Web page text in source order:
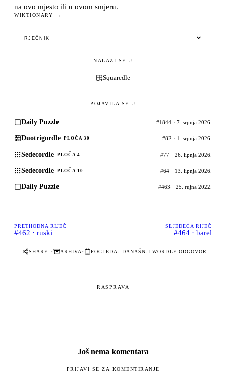
na ovo mjesto ili u ovom smjeru.
WIKTIONARY →
RJEČNIK
NALAZI SE U
Squaredle
POJAVILA SE U
Daily Puzzle #1844 · 7. srpnja 2026.
Duotrigordle PLOČA 30 #82 · 1. srpnja 2026.
Sedecordle PLOČA 4 #77 · 26. lipnja 2026.
Sedecordle PLOČA 10 #64 · 13. lipnja 2026.
Daily Puzzle #463 · 25. rujna 2022.
PRETHODNA RIJEČ
#462 · ruski
SLJEDEĆA RIJEČ
#464 · barel
SHARE · ARHIVA· POGLEDAJ DANAŠNJI WORDLE ODGOVOR
RASPRAVA
Još nema komentara
PRIJAVI SE ZA KOMENTIRANJE